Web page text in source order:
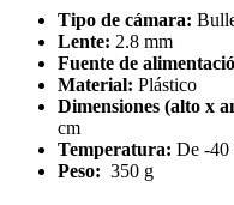
Tipo de cámara:
Lente: 2.8 mm
Fuente de
Material: Plástico
Dimensiones (alto x
cm
Temperatura: De -40
Peso: 350 g